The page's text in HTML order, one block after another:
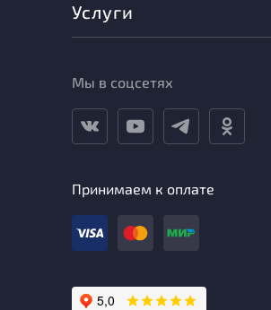
Услуги
Мы в соцсетях
Принимаем к оплате